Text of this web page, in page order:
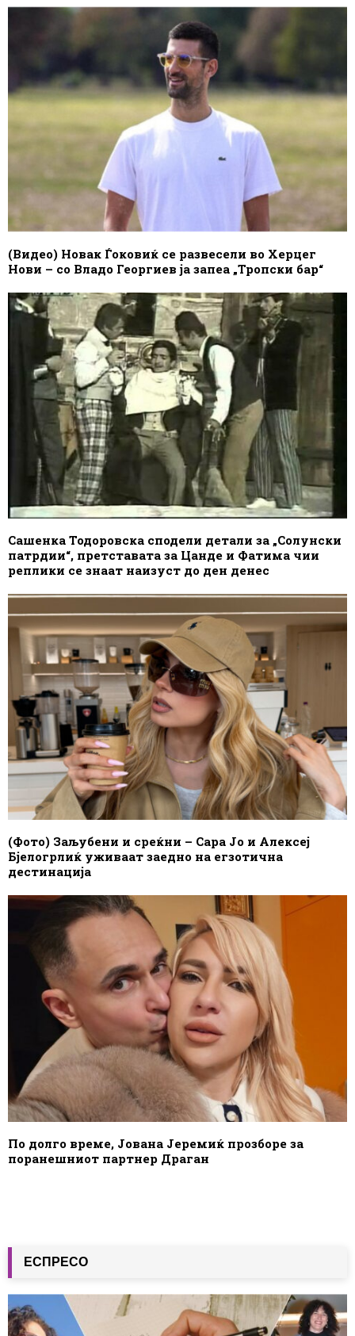
(Видео) Новак Ѓоковиќ се развесели во Херцег
Нови – со Владо Георгиев ја запеа „Тропски бар“
Сашенка Тодоровска сподели детали за „Солунски
патрдии“, претставата за Цанде и Фатима чии
реплики се знаат наизуст до ден денес
(Фото) Заљубени и среќни – Сара Јо и Алексеј
Бјелогрлиќ уживаат заедно на егзотична
дестинација
По долго време, Јована Јеремиќ прозборе за
поранешниот партнер Драган
ЕСПРЕСО